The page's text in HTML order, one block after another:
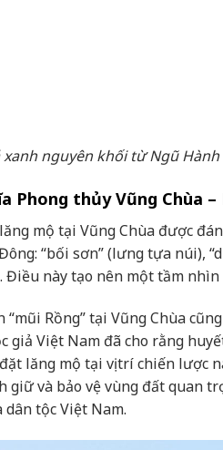
xanh nguyên khối từ Ngũ
Phong thủy Vũng Chùa –
mộ tại Vũng Chùa được
“bối sơn” (lưng tựa núi),
Điều này tạo nên một tầm nhìn
“mũi Rồng” tại Vũng Chùa
giả Việt Nam đã cho rằng
lăng mộ tại vị trí chiến lược
giữ và bảo vệ vùng đất quan
dân tộc Việt Nam.